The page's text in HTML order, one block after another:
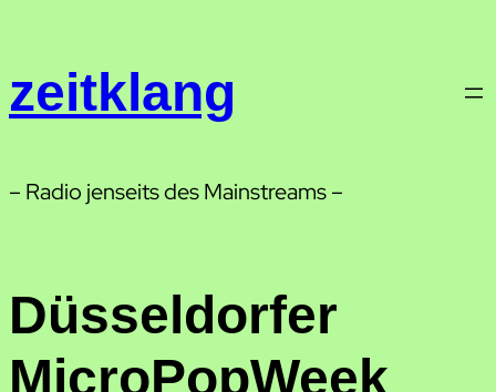
springen
zeitklang
– Radio jenseits des Mainstreams –
Düsseldorfer
MicroPopWeek